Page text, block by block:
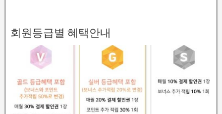
회원등급별 혜택안내